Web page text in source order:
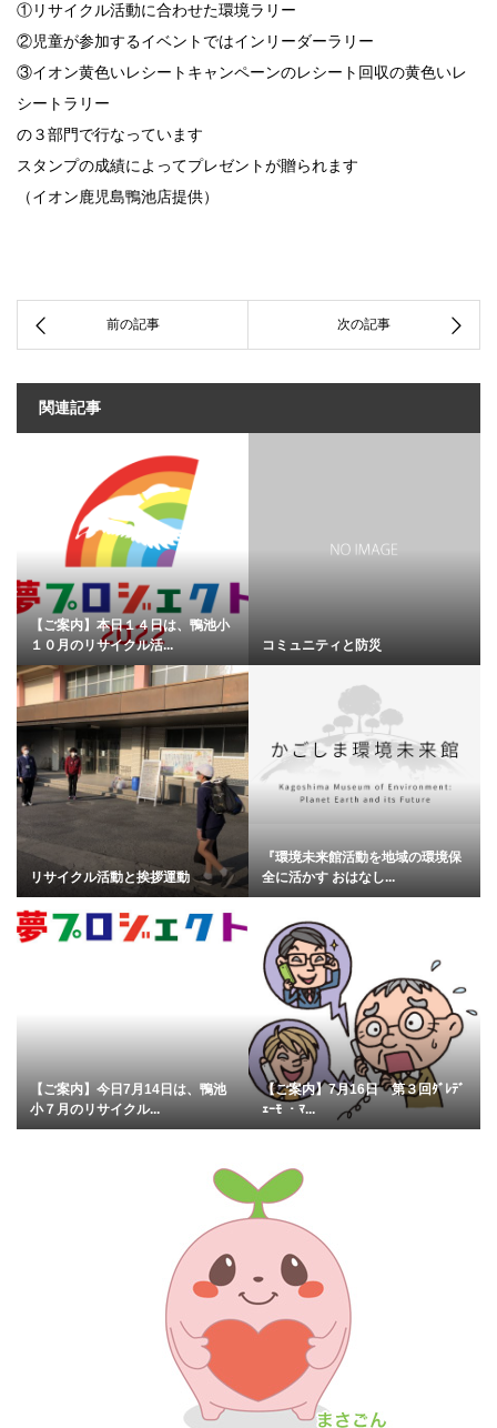
①リサイクル活動に合わせた環境ラリー
②児童が参加するイベントではインリーダーラリー
③イオン黄色いレシートキャンペーンのレシート回収の黄色いレ
シートラリー
の３部門で行なっています
スタンプの成績によってプレゼントが贈られます
（イオン鹿児島鴨池店提供）
関連記事
【ご案内】本日１４日は、鴨池小
１０月のリサイクル活...
コミュニティと防災
リサイクル活動と挨拶運動
『環境未来館活動を地域の環境保
全に活かす おはなし...
【ご案内】今日7月14日は、鴨池
小７月のリサイクル...
【ご案内】7月16日 第３回ﾀﾞﾚﾃﾞ
ｪｰﾓ ・ﾏ...